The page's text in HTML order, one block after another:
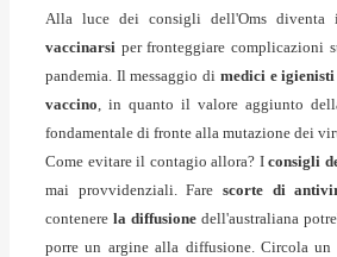
Alla luce dei consigli dell'Oms diventa
vaccinarsi per fronteggiare complicazioni
pandemia. Il messaggio di medici e igienisti
vaccino, in quanto il valore aggiunto
fondamentale di fronte alla mutazione dei
Come evitare il contagio allora? I consigli
mai provvidenziali. Fare scorte di
contenere la diffusione dell'australiana
porre un argine alla diffusione. Circola un